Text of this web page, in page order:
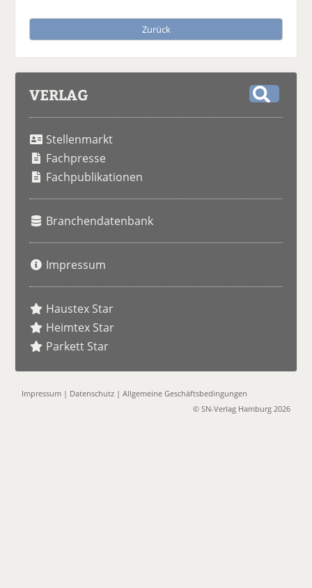
Zurück
VERLAG
Stellenmarkt
Fachpresse
Fachpublikationen
Branchendatenbank
Impressum
Haustex Star
Heimtex Star
Parkett Star
Impressum | Datenschutz |Allgemeine Geschäftsbedingungen
© SN-Verlag Hamburg 2026